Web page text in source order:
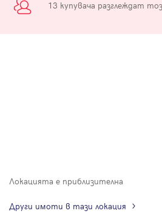
13 купувача разглеждат
Локацията е приблизителна
Други имоти в тази локация